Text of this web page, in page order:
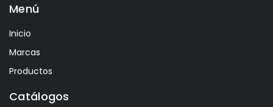
Ayala
Azevedo
Bacalarico
Badia
Menú
Inicio
Marcas
Productos
Catálogos